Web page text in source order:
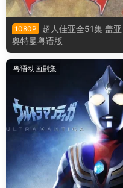
1080P
超人佳亚全51集 盖亚
奥特曼粤语版
粤语动画剧集